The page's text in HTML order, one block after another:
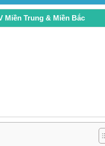
Miền Trung & Miền Bắc